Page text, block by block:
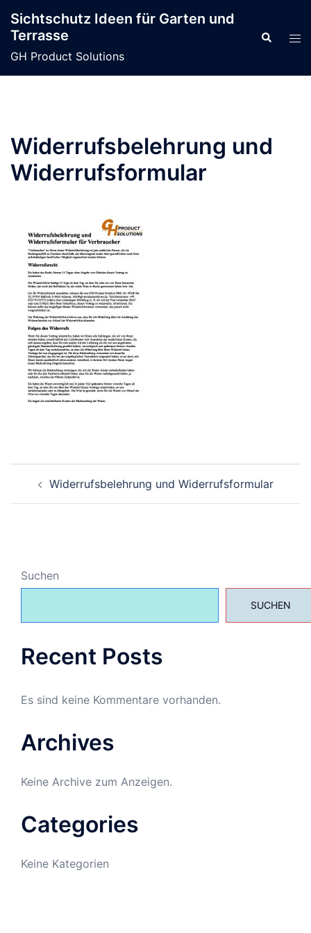
Inhalt
springen
Sichtschutz Ideen für Garten und
Terrasse
GH Product Solutions
Suche
Widerrufsbelehrung und
Widerrufsformular
Widerrufsbelehrung und Widerrufsformular
Suchen
SUCHEN
Recent Posts
Es sind keine Kommentare vorhanden.
Archives
Keine Archive zum Anzeigen.
Categories
Keine Kategorien